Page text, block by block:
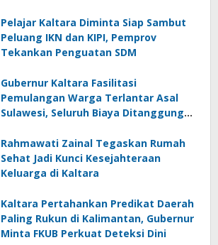
Pelajar Kaltara Diminta Siap Sambut
Peluang IKN dan KIPI, Pemprov
Tekankan Penguatan SDM
Gubernur Kaltara Fasilitasi
Pemulangan Warga Terlantar Asal
Sulawesi, Seluruh Biaya Ditanggung
Rahmawati Zainal Tegaskan Rumah
Sehat Jadi Kunci Kesejahteraan
Keluarga di Kaltara
Kaltara Pertahankan Predikat Daerah
Paling Rukun di Kalimantan, Gubernur
Minta FKUB Perkuat Deteksi Dini